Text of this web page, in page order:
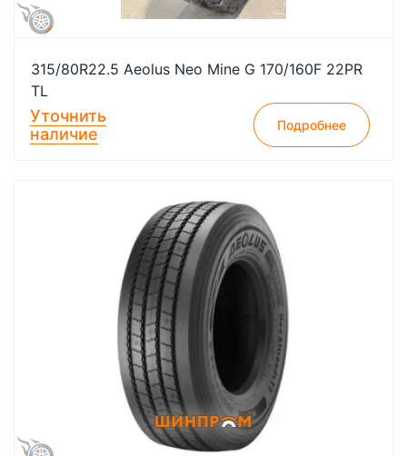
315/80R22.5 Aeolus Neo Mine G 170/160F 22PR
TL
Уточнить
наличие
Подробнее